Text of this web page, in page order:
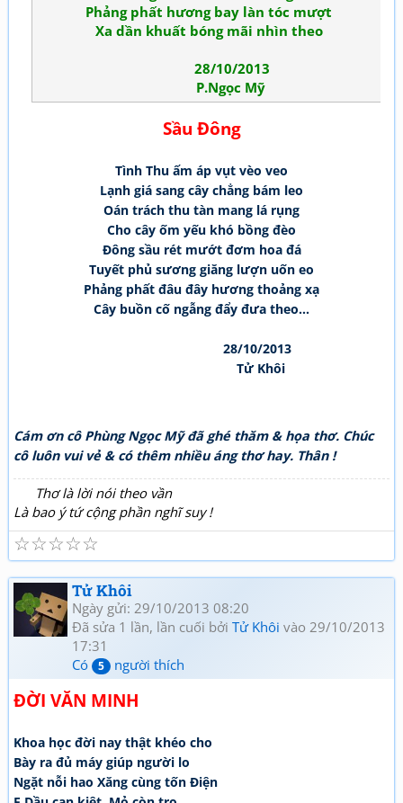
Phảng phất hương bay làn tóc mượt
Xa dần khuất bóng mãi nhìn theo
28/10/2013
P.Ngọc Mỹ
Sầu Đông
Tình Thu ấm áp vụt vèo veo
Lạnh giá sang cây chẳng bám leo
Oán trách thu tàn mang lá rụng
Cho cây ốm yếu khó bồng đèo
Đông sầu rét mướt đơm hoa đá
Tuyết phủ sương giăng lượn uốn eo
Phảng phất đâu đây hương thoảng xạ
Cây buồn cố ngẫng đẩy đưa theo...
28/10/2013
Tử Khôi
Cám ơn cô Phùng Ngọc Mỹ đã ghé thăm & họa thơ. Chúc
cô luôn vui vẻ & có thêm nhiều áng thơ hay. Thân !
Thơ là lời nói theo vần
Là bao ý tứ cộng phần nghĩ suy !
☆
☆
☆
☆
☆
Tử Khôi
Ngày gửi: 29/10/2013 08:20
Đã sửa 1 lần, lần cuối bởi Tử Khôi vào 29/10/2013
17:31
Có
5 người thích
ĐỜI VĂN MINH
Khoa học đời nay thật khéo cho
Bày ra đủ máy giúp người lo
Ngặt nỗi hao Xăng cùng tốn Điện